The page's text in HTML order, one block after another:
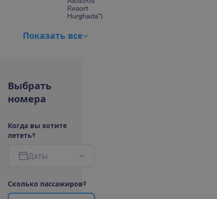
Resort
Hurghada")
Показать все
Выбрать
номера
Когда вы хотите
лететь?
Даты
Сколько пассажиров?